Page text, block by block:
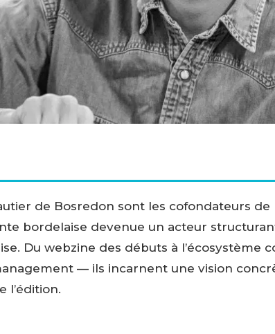
de Bosredon sont les cofondateurs de
bordelaise devenue un acteur
Du webzine des débuts à l’écosystème
— ils incarnent une vision
l’édition.